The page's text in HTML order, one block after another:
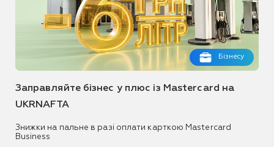
Бізнесу
Заправляйте бізнес у плюс із Mastercard на
UKRNAFTA
Знижки на пальне в разі оплати карткою Mastercard
Business